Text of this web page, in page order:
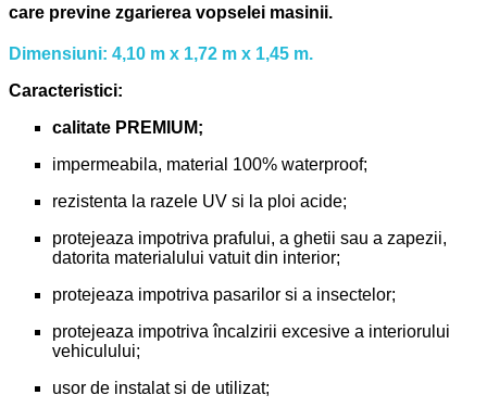
care previne zgarierea vopselei masinii.
Dimensiuni: 4,10 m x 1,72 m x 1,45 m.
Caracteristici:
calitate PREMIUM;
impermeabila, material 100% waterproof;
rezistenta la razele UV si la ploi acide;
protejeaza impotriva prafului, a ghetii sau a zapezii,
datorita materialului vatuit din interior;
protejeaza impotriva pasarilor si a insectelor;
protejeaza impotriva încalzirii excesive a interiorului
vehiculului;
usor de instalat si de utilizat;